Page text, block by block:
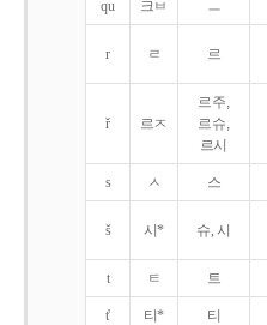
qu 크ㅂ ㅡ
r ㄹ 르
ř 르ㅈ
르주,
르슈,
르시
s ㅅ 스
š 시* 슈, 시
t ㅌ 트
t' 티* 티